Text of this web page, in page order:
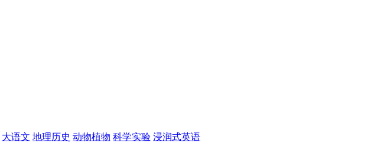
大语文 地理历史 动物植物 科学实验 浸润式英语